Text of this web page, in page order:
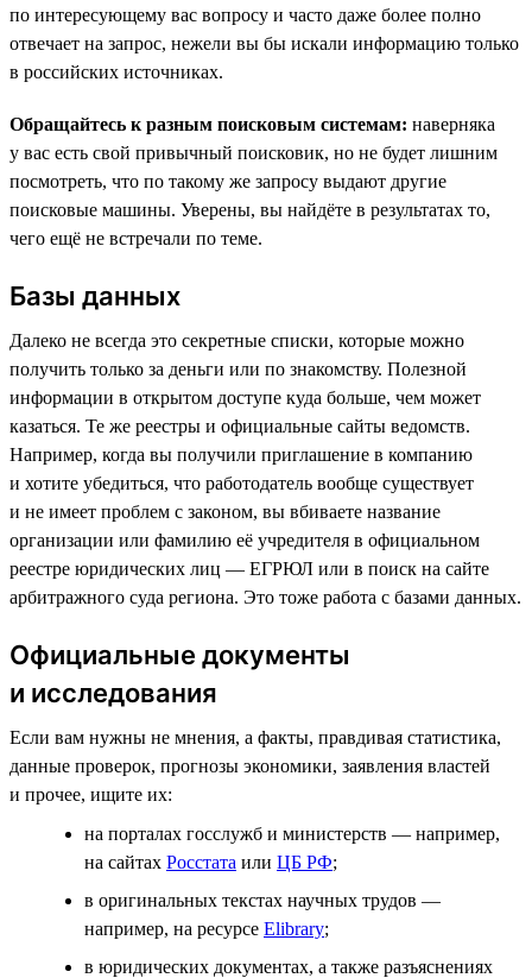
по интересующему вас вопросу и часто даже более полно
отвечает на запрос, нежели вы бы искали информацию только
в российских источниках.
Обращайтесь к разным поисковым системам: наверняка
у вас есть свой привычный поисковик, но не будет лишним
посмотреть, что по такому же запросу выдают другие
поисковые машины. Уверены, вы найдёте в результатах то,
чего ещё не встречали по теме.
Базы данных
Далеко не всегда это секретные списки, которые можно
получить только за деньги или по знакомству. Полезной
информации в открытом доступе куда больше, чем может
казаться. Те же реестры и официальные сайты ведомств.
Например, когда вы получили приглашение в компанию
и хотите убедиться, что работодатель вообще существует
и не имеет проблем с законом, вы вбиваете название
организации или фамилию её учредителя в официальном
реестре юридических лиц — ЕГРЮЛ или в поиск на сайте
арбитражного суда региона. Это тоже работа с базами данных.
Официальные документы
и исследования
Если вам нужны не мнения, а факты, правдивая статистика,
данные проверок, прогнозы экономики, заявления властей
и прочее, ищите их:
на порталах госслужб и министерств — например,
на сайтах Росстата или ЦБ РФ;
в оригинальных текстах научных трудов —
например, на ресурсе Elibrary;
в юридических документах, а также разъяснениях